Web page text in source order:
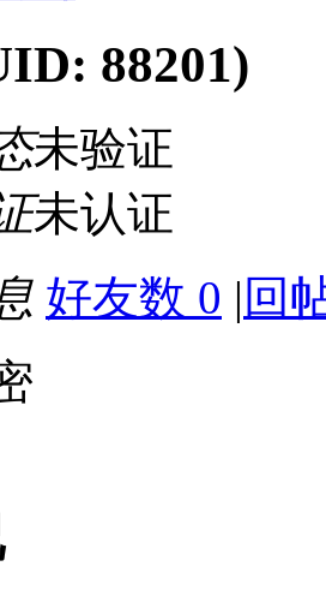
88201)
未验证
未认证
好友数 0 | 回